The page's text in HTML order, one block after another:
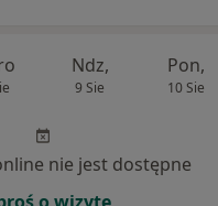
Ndz,
9 Sie
Pon,
10 Sie
nie jest dostępne